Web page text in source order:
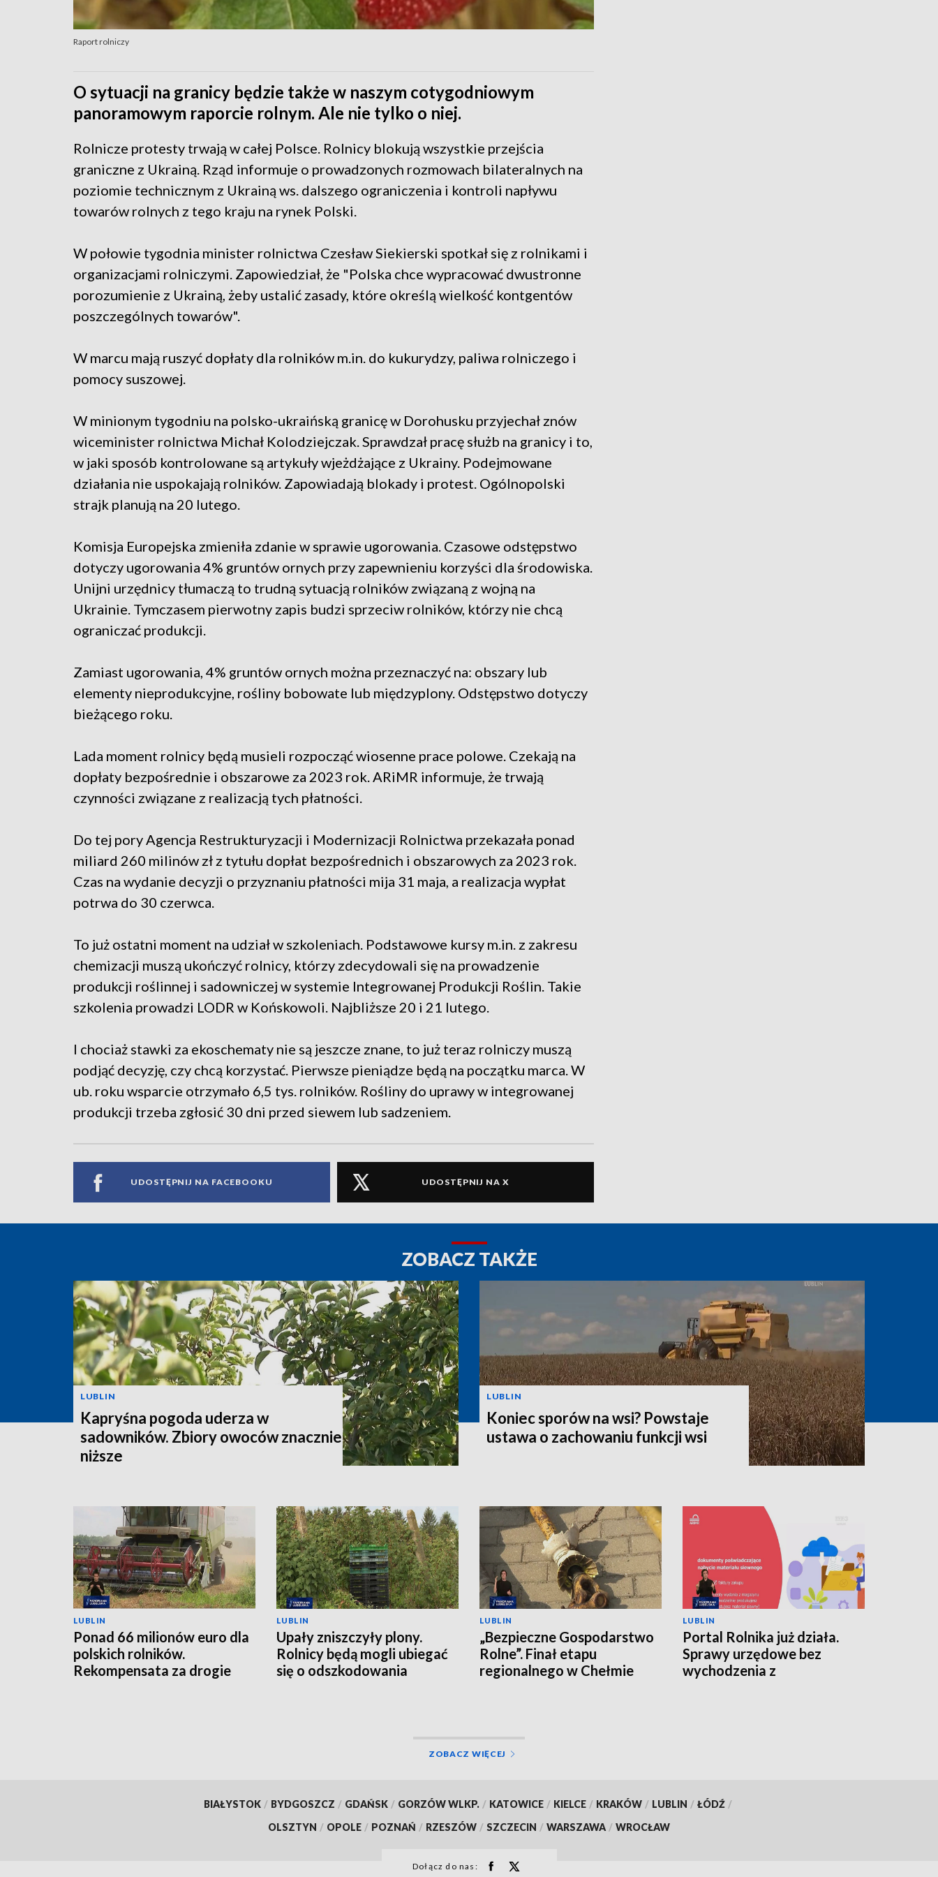
Raport rolniczy
O sytuacji na granicy będzie także w naszym cotygodniowym
panoramowym raporcie rolnym. Ale nie tylko o niej.
Rolnicze protesty trwają w całej Polsce. Rolnicy blokują wszystkie przejścia
graniczne z Ukrainą. Rząd informuje o prowadzonych rozmowach bilateralnych na
poziomie technicznym z Ukrainą ws. dalszego ograniczenia i kontroli napływu
towarów rolnych z tego kraju na rynek Polski.
W połowie tygodnia minister rolnictwa Czesław Siekierski spotkał się z rolnikami i
organizacjami rolniczymi. Zapowiedział, że "Polska chce wypracować dwustronne
porozumienie z Ukrainą, żeby ustalić zasady, które określą wielkość kontgentów
poszczególnych towarów".
W marcu mają ruszyć dopłaty dla rolników m.in. do kukurydzy, paliwa rolniczego i
pomocy suszowej.
W minionym tygodniu na polsko-ukraińską granicę w Dorohusku przyjechał znów
wiceminister rolnictwa Michał Kolodziejczak. Sprawdzał pracę służb na granicy i to,
w jaki sposób kontrolowane są artykuły wjeżdżające z Ukrainy. Podejmowane
działania nie uspokajają rolników. Zapowiadają blokady i protest. Ogólnopolski
strajk planują na 20 lutego.
Komisja Europejska zmieniła zdanie w sprawie ugorowania. Czasowe odstępstwo
dotyczy ugorowania 4% gruntów ornych przy zapewnieniu korzyści dla środowiska.
Unijni urzędnicy tłumaczą to trudną sytuacją rolników związaną z wojną na
Ukrainie. Tymczasem pierwotny zapis budzi sprzeciw rolników, którzy nie chcą
ograniczać produkcji.
Zamiast ugorowania, 4% gruntów ornych można przeznaczyć na: obszary lub
elementy nieprodukcyjne, rośliny bobowate lub międzyplony. Odstępstwo dotyczy
bieżącego roku.
Lada moment rolnicy będą musieli rozpocząć wiosenne prace polowe. Czekają na
dopłaty bezpośrednie i obszarowe za 2023 rok. ARiMR informuje, że trwają
czynności związane z realizacją tych płatności.
Do tej pory Agencja Restrukturyzacji i Modernizacji Rolnictwa przekazała ponad
miliard 260 milinów zł z tytułu dopłat bezpośrednich i obszarowych za 2023 rok.
Czas na wydanie decyzji o przyznaniu płatności mija 31 maja, a realizacja wypłat
potrwa do 30 czerwca.
To już ostatni moment na udział w szkoleniach. Podstawowe kursy m.in. z zakresu
chemizacji muszą ukończyć rolnicy, którzy zdecydowali się na prowadzenie
produkcji roślinnej i sadowniczej w systemie Integrowanej Produkcji Roślin. Takie
szkolenia prowadzi LODR w Końskowoli. Najbliższe 20 i 21 lutego.
I chociaż stawki za ekoschematy nie są jeszcze znane, to już teraz rolniczy muszą
podjąć decyzję, czy chcą korzystać. Pierwsze pieniądze będą na początku marca. W
ub. roku wsparcie otrzymało 6,5 tys. rolników. Rośliny do uprawy w integrowanej
produkcji trzeba zgłosić 30 dni przed siewem lub sadzeniem.
UDOSTĘPNIJ NA FACEBOOKU UDOSTĘPNIJ NA X
ZOBACZ TAKŻE
LUBLIN
Kapryśna pogoda uderza w
sadowników. Zbiory owoców znacznie
niższe
LUBLIN
Koniec sporów na wsi? Powstaje
ustawa o zachowaniu funkcji wsi
LUBLIN
Ponad 66 milionów euro dla
polskich rolników.
Rekompensata za drogie
LUBLIN
Upały zniszczyły plony.
Rolnicy będą mogli ubiegać
się o odszkodowania
LUBLIN
„Bezpieczne Gospodarstwo
Rolne”. Finał etapu
regionalnego w Chełmie
LUBLIN
Portal Rolnika już działa.
Sprawy urzędowe bez
wychodzenia z
ZOBACZ WIĘCEJ
BIAŁYSTOK / BYDGOSZCZ / GDAŃSK / GORZÓW WLKP. / KATOWICE / KIELCE / KRAKÓW / LUBLIN / ŁÓDŹ /
OLSZTYN / OPOLE / POZNAŃ / RZESZÓW / SZCZECIN / WARSZAWA / WROCŁAW
Dołącz do nas: